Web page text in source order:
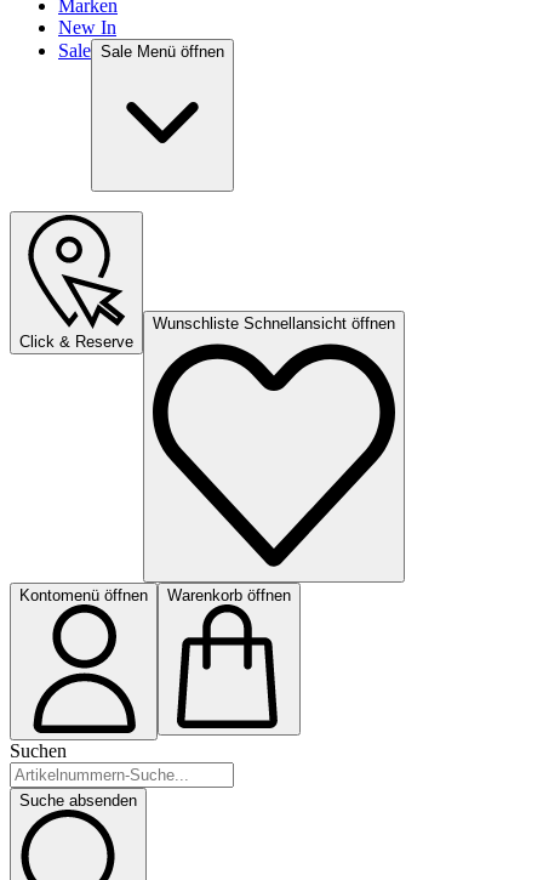
Marken
New In
Sale Sale Menü öffnen
Click & Reserve
Wunschliste Schnellansicht öffnen
Kontomenü öffnen Warenkorb öffnen
Suchen
Suche absenden